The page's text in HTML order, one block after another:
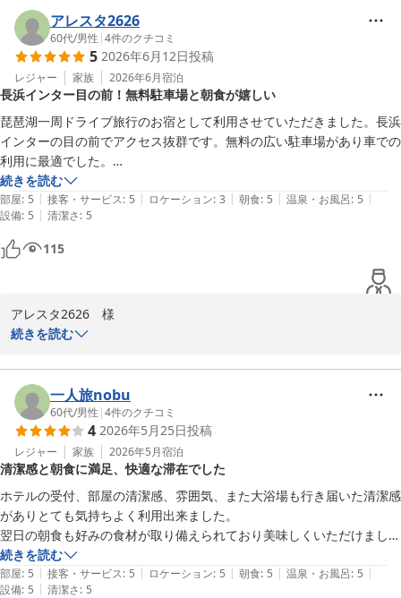
サービスにご満足いただけたとのこと、大変嬉しいお言葉をいただ
きました。特にお食事や大浴場のお湯、アメニティ、そして無料コ
ーヒーサービスへのご評価をありがとうございます。
貴重なご指摘として、駅からホテルまでの無料バスについてのご提
案を承りました。
このご意見につきましては、参考にさせていただき、今後のサービ
ス向上の参考にさせていただきたく存じます。
お客様のまたのご来館を心よりお待ちしております。
フロント　中嶋
ホテルルートイン長浜インター
アレスタ2626
60代/男性 |4件のクチコミ
5 2026年6月12日投稿
レジャー 家族 2026年6月宿泊
長浜インター目の前！無料駐車場と朝食が嬉しい
琵琶湖一周ドライブ旅行のお宿として利用させていただきました。長浜
インターの目の前でアクセス抜群です。無料の広い駐車場があり車での
利用に最適でした。
また、朝食バイキングが無料なのはポイント高いです。ルートインホテ
ルは全国にあるようなので、また利用したいと思います。
続きを読む
部屋: 5 | 接客・サービス: 5 | ロケーション: 3 | 朝食: 5 | 温泉・お風呂: 5 |
設備: 5 | 清潔さ: 5
115
アレスタ2626　様
にありがとうございます。
琵琶湖一周ドライブという素敵なご旅行の拠点として、当ホテルを
お選びいただき大変光栄でございます。
長浜インターからのアクセスの良さや、無料駐車場につきましてご
満足いただけたご様子で、私どもも嬉しく存じます。
また、無料朝食バイキングにつきましてもお褒めの言葉を頂戴し、
重ねて御礼申し上げます。一日の活力となる朝食をお楽しみいただ
けておりましたら幸いです。
「また利用したい」という温かいお言葉は、私どもにとって何より
の励みとなります。全国各地のルートインホテルズでも、お客様の
ご来館を心よりお待ち申し上げております。
続きを読む
一人旅nobu
60代/男性 |4件のクチコミ
4 2026年5月25日投稿
レジャー 家族 2026年5月宿泊
清潔感と朝食に満足、快適な滞在でした
ホテルの受付、部屋の清潔感、雰囲気、また大浴場も行き届いた清潔感
がありとても気持ちよく利用出来ました。
翌日の朝食も好みの食材が取り備えられており美味しくいただけまし
た。今回当ホテルの滞在は総じて快適に利用でき満足でした。
ありがとうございました。
続きを読む
部屋: 5 | 接客・サービス: 5 | ロケーション: 5 | 朝食: 5 | 温泉・お風呂: 5 |
設備: 5 | 清潔さ: 5